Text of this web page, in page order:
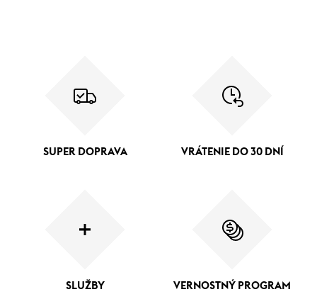
SUPER DOPRAVA VRÁTENIE DO 30 DNÍ
SLUŽBY VERNOSTNÝ PROGRAM